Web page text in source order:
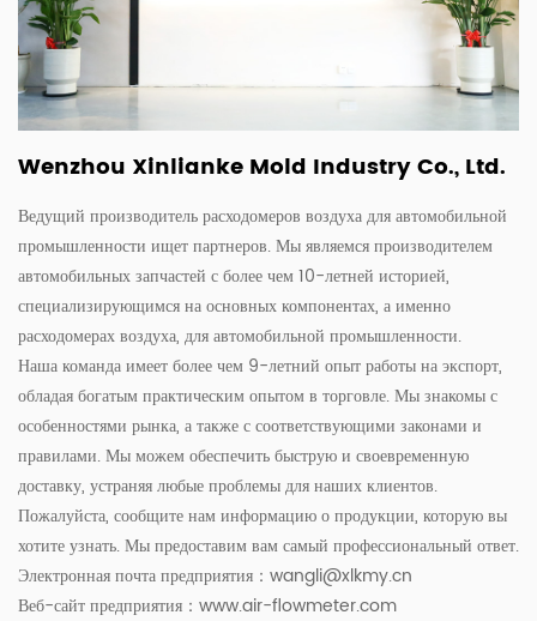
Wenzhou Xinlianke Mold Industry Co., Ltd.
Ведущий производитель расходомеров воздуха для автомобильной
промышленности ищет партнеров. Мы являемся производителем
автомобильных запчастей с более чем 10-летней историей,
специализирующимся на основных компонентах, а именно
расходомерах воздуха, для автомобильной промышленности.
Наша команда имеет более чем 9-летний опыт работы на экспорт,
обладая богатым практическим опытом в торговле. Мы знакомы с
особенностями рынка, а также с соответствующими законами и
правилами. Мы можем обеспечить быструю и своевременную
доставку, устраняя любые проблемы для наших клиентов.
Пожалуйста, сообщите нам информацию о продукции, которую вы
хотите узнать. Мы предоставим вам самый профессиональный ответ.
Электронная почта предприятия： wangli@xlkmy.cn
Веб-сайт предприятия：www.air-flowmeter.com